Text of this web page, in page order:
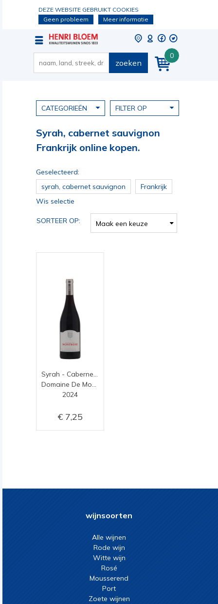
DEZE WEBSITE GEBRUIKT COOKIES
Geen probleem
Meer informatie
0
zoeken
CATEGORIEËN FILTER OP
Syrah, cabernet sauvignon
Frankrijk online kopen.
Geselecteerd:
syrah, cabernet sauvignon
Frankrijk
Wis selectie
SORTEER OP: Maak een keuze
2024
7,25
wijnsoorten
Alle wijnen
Rode wijn
Witte wijn
Rosé
Mousserend
Port
Zoete wijnen